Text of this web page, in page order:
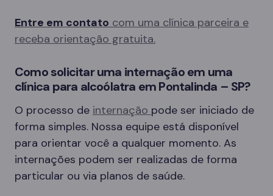
Entre em contato com uma clínica parceira e
receba orientação gratuita.
Como solicitar uma internação em uma
clínica para alcoólatra em Pontalinda – SP?
O processo de internação pode ser iniciado de
forma simples. Nossa equipe está disponível
para orientar você a qualquer momento. As
internações podem ser realizadas de forma
particular ou via planos de saúde.